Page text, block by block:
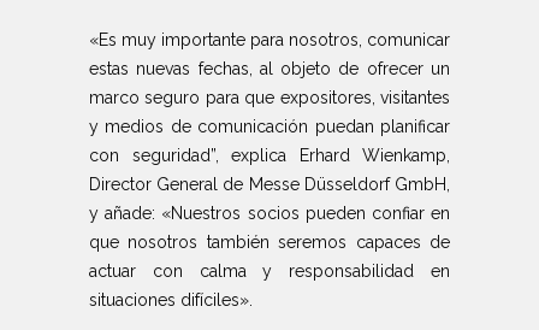
«Es muy importante para nosotros, comunicar
estas nuevas fechas, al objeto de ofrecer un
marco seguro para que expositores, visitantes
y medios de comunicación puedan planificar
con seguridad”, explica Erhard Wienkamp,
Director General de Messe Düsseldorf GmbH,
y añade: «Nuestros socios pueden confiar en
que nosotros también seremos capaces de
actuar con calma y responsabilidad en
situaciones difíciles».